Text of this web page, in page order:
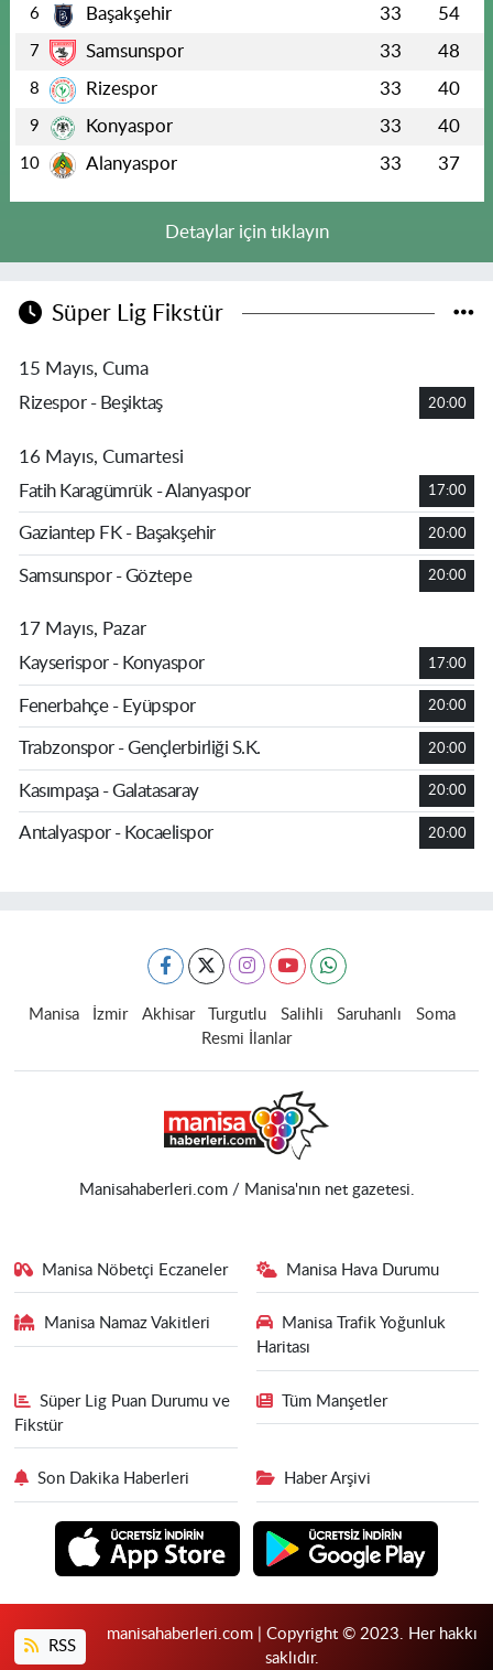
6 Başakşehir 33 54
7 Samsunspor 33 48
8 Rizespor 33 40
9 Konyaspor 33 40
10 Alanyaspor 33 37
Detaylar için tıklayın
Süper Lig Fikstür
15 Mayıs, Cuma
Rizespor - Beşiktaş
20:00
16 Mayıs, Cumartesi
Fatih Karagümrük - Alanyaspor
17:00
Gaziantep FK - Başakşehir 20:00
Samsunspor - Göztepe 20:00
17 Mayıs, Pazar
Kayserispor - Konyaspor
17:00
Fenerbahçe - Eyüpspor 20:00
Trabzonspor - Gençlerbirliği S.K. 20:00
Kasımpaşa - Galatasaray 20:00
Antalyaspor - Kocaelispor 20:00
Manisa İzmir Akhisar Turgutlu Salihli Saruhanlı
Soma
Resmi İlanlar
Manisahaberleri.com / Manisa'nın net gazetesi.
Manisa Nöbetçi Eczaneler Manisa Hava Durumu
Manisa Namaz Vakitleri
Manisa Trafik Yoğunluk
Haritası
Süper Lig Puan Durumu ve
Fikstür
Tüm Manşetler
Son Dakika Haberleri Haber Arşivi
RSS
manisahaberleri.com | Copyright © 2023. Her hakkı
saklıdır.